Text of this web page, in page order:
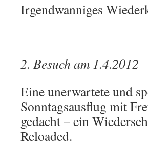
Irgendwanniges
2. Besuch am 1.4.2012
Eine unerwartete und
Sonntagsausflug mit
gedacht – ein
Reloaded.